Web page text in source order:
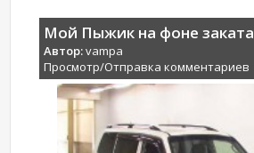
Мой Пыжик на фоне заката
Автор:vampa
Просмотр/Отправка комментариев